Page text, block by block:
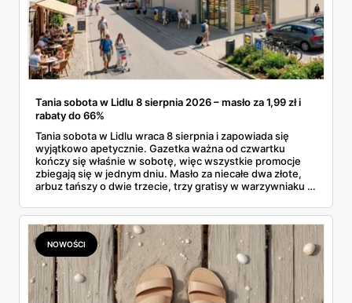
Tania sobota w Lidlu 8 sierpnia 2026 – masło za 1,99 zł i
rabaty do 66%
Tania sobota w Lidlu wraca 8 sierpnia i zapowiada się
wyjątkowo apetycznie. Gazetka ważna od czwartku
kończy się właśnie w sobotę, więc wszystkie promocje
zbiegają się w jednym dniu. Masło za niecałe dwa złote,
arbuz tańszy o dwie trzecie, trzy gratisy w warzywniaku i
całą sobotnią gazetkę Lidla strona po stronie i wybrałam
to, co naprawdę się opłaca.
NOWOŚCI